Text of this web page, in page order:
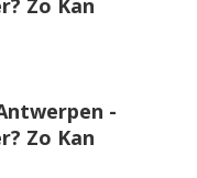
Zo Kan
-
Zo Kan